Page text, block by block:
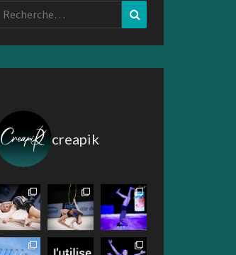
Rechercher :
creapik